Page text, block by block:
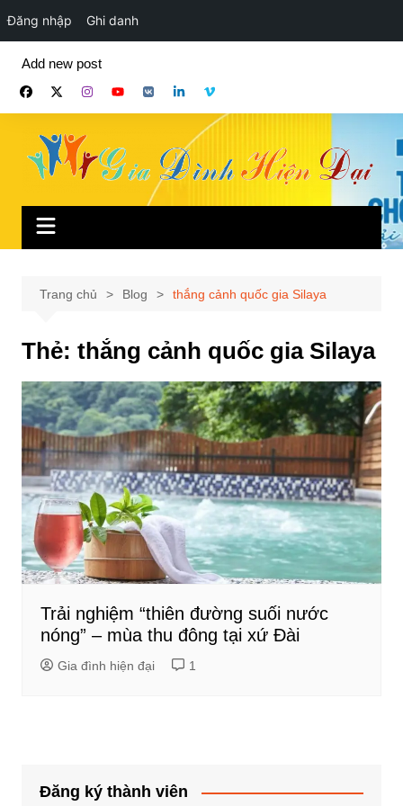
Đăng nhập Ghi danh
phần
Add new post
Trang chủ Blog thắng cảnh quốc gia Silaya
Thẻ: thắng cảnh quốc gia Silaya
Trải nghiệm “thiên đường suối nước
nóng” – mùa thu đông tại xứ Đài
Gia đình hiện đại 1
Đăng ký thành viên